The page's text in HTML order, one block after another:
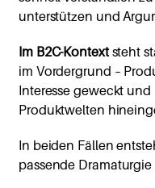
unterstützen und
Im B2C-Kontextsteht
im Vordergrund –
Interesse geweckt
Produktwelten
In beiden Fällen
passende